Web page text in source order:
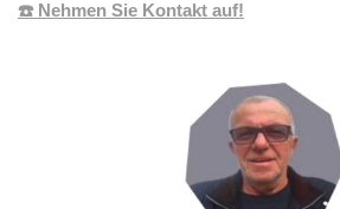
☎️ Nehmen Sie Kontakt auf!